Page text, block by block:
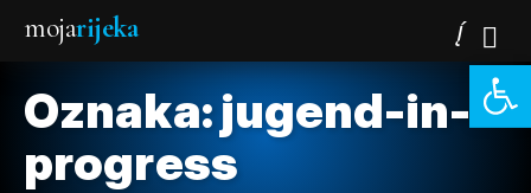
mojarijeka
Oznaka:jugend-in-
progress